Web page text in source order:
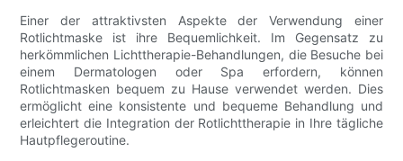
Einer der attraktivsten Aspekte der Verwendung einer
Rotlichtmaske ist ihre Bequemlichkeit. Im Gegensatz zu
herkömmlichen Lichttherapie-Behandlungen, die Besuche bei
einem Dermatologen oder Spa erfordern, können
Rotlichtmasken bequem zu Hause verwendet werden. Dies
ermöglicht eine konsistente und bequeme Behandlung und
erleichtert die Integration der Rotlichttherapie in Ihre tägliche
Hautpflegeroutine.